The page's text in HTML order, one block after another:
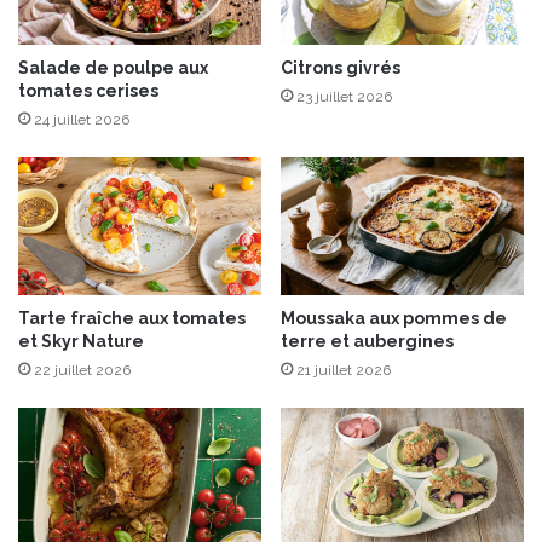
s
g
n
o
n
Salade de poulpe aux
tomates cerises
24 juillet 2026
Citrons givrés
23 juillet 2026
Tarte fraîche aux tomates
et Skyr Nature
22 juillet 2026
Moussaka aux pommes de
terre et aubergines
21 juillet 2026